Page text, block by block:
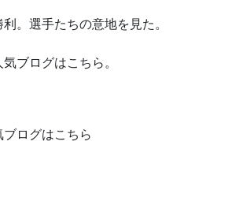
。選手たちの意地を見た。
ブログはこちら。
ログはこちら